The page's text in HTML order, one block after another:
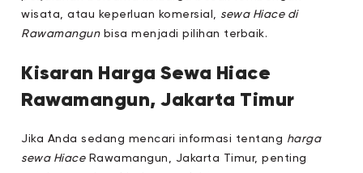
wisata, atau keperluan komersial, sewa Hiace di
Rawamangunbisa menjadi pilihan terbaik.
Kisaran Harga Sewa Hiace
Rawamangun, Jakarta Timur
Jika Anda sedang mencari informasi tentang harga
sewa HiaceRawamangun, Jakarta Timur, penting